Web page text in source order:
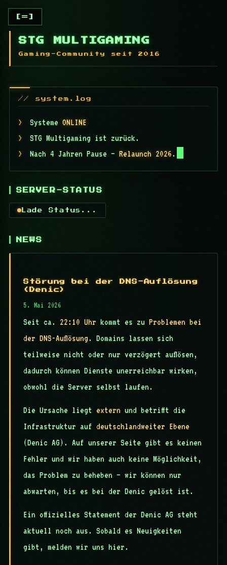
[=]
STG MULTIGAMING
Gaming-Community seit 2016
// system.log
> Systeme ONLINE
>
STG Multigaming ist zurück.
>
Nach 4 Jahren Pause — Relaunch 2026.
SERVER-STATUS
Lade Status...
NEWS
Störung bei der DNS-Auflösung
(Denic)
5. Mai 2026
Seit ca. 22:10 Uhr kommt es zuProblemen bei
der DNS-Auflösung. Domains lassen sich
teilweise nicht oder nur verzögert auflösen,
dadurch können Dienste unerreichbar wirken,
obwohl die Server selbst laufen.
Die Ursache liegtextern und betrifft die
Infrastruktur aufdeutschlandweiter Ebene
(Denic AG). Auf unserer Seite gibt es keinen
Fehler und wir haben auch keine Möglichkeit,
das Problem zu beheben — wir können nur
abwarten, bis es bei der Denic gelöst ist.
Ein offizielles Statement der Denic AG steht
aktuell noch aus. Sobald es Neuigkeiten
gibt, melden wir uns hier.